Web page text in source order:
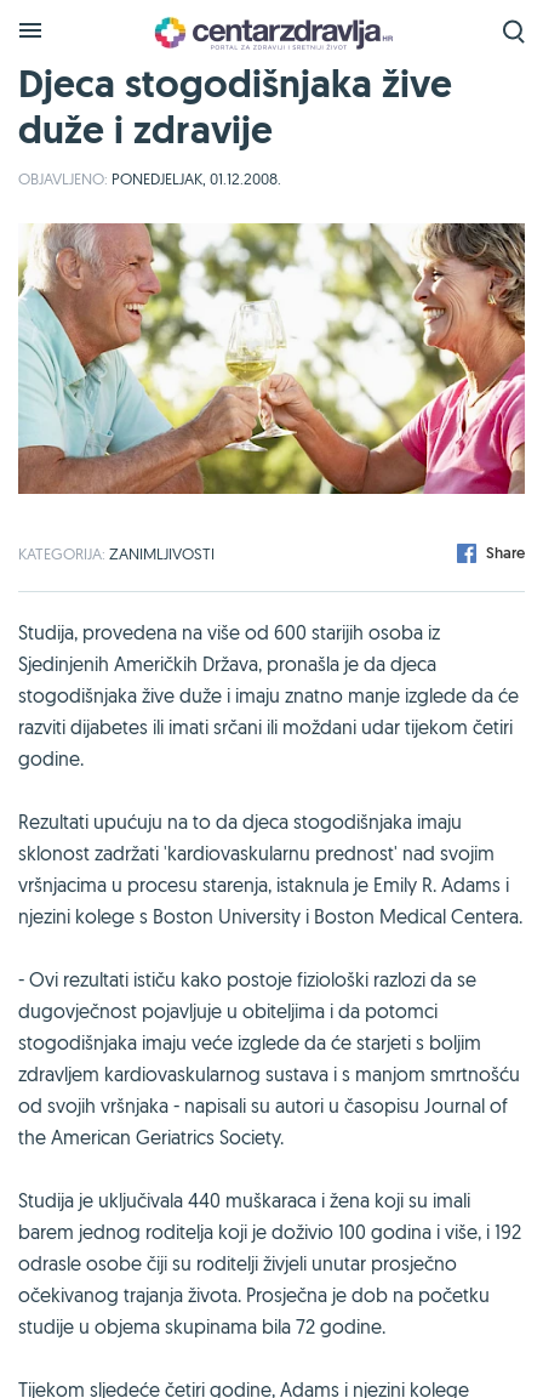
Djeca stogodišnjaka žive
duže i zdravije
OBJAVLJENO: PONEDJELJAK, 01.12.2008.
KATEGORIJA: ZANIMLJIVOSTI Share
Studija, provedena na više od 600 starijih osoba iz
Sjedinjenih Američkih Država, pronašla je da djeca
stogodišnjaka žive duže i imaju znatno manje izglede da će
razviti dijabetes ili imati srčani ili moždani udar tijekom četiri
godine.
Rezultati upućuju na to da djeca stogodišnjaka imaju
sklonost zadržati 'kardiovaskularnu prednost' nad svojim
vršnjacima u procesu starenja, istaknula je Emily R. Adams i
njezini kolege s Boston University i Boston Medical Centera.
- Ovi rezultati ističu kako postoje fiziološki razlozi da se
dugovječnost pojavljuje u obiteljima i da potomci
stogodišnjaka imaju veće izglede da će starjeti s boljim
zdravljem kardiovaskularnog sustava i s manjom smrtnošću
od svojih vršnjaka - napisali su autori u časopisu Journal of
the American Geriatrics Society.
Studija je uključivala 440 muškaraca i žena koji su imali
barem jednog roditelja koji je doživio 100 godina i više, i 192
odrasle osobe čiji su roditelji živjeli unutar prosječno
očekivanog trajanja života. Prosječna je dob na početku
studije u objema skupinama bila 72 godine.
Tijekom sljedeće četiri godine, Adams i njezini kolege